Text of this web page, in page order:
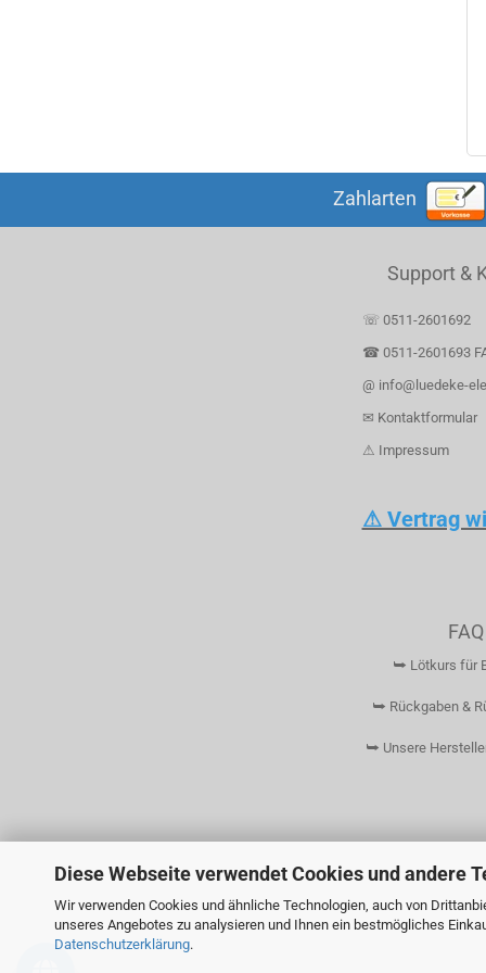
Diese Webseite verwendet Cookies und andere
Wir verwenden Cookies und ähnliche Technologien, auch von
unseres Angebotes zu analysieren und Ihnen ein bestmögliches
Datenschutzerklärung.
Zahlarten
Support &
☏ 0511-2601692
☎ 0511-2601693
@ info@luedeke-
✉ Kontaktformular
⚠ Impressum
⚠ Vertrag
FAQ
⮩ Lötkurs für
⮩ Rückgaben &
⮩ Unsere